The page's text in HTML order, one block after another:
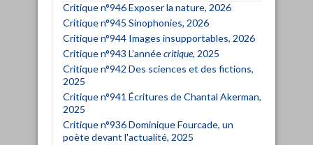
Critique n°946 Exposer la nature, 2026
Critique n°945 Sinophonies, 2026
Critique n°944 Images insupportables, 2026
Critique n°943 L’annéecritique, 2025
Critique n°942 Des sciences et des fictions,
2025
Critique n°941 Écritures de Chantal Akerman,
2025
Critique n°936 Dominique Fourcade, un
poète devant l'actualité, 2025